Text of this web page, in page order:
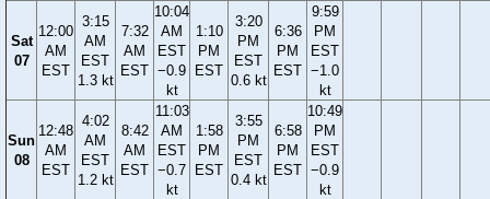
Sat
07
12:00
AM
EST
3:15
AM
EST
1.3 kt
7:32
AM
EST
10:04
AM
EST
−0.9
kt
1:10
PM
EST
3:20
PM
EST
0.6 kt
6:36
PM
EST
9:59
PM
EST
−1.0
kt
Sun
08
12:48
AM
EST
4:02
AM
EST
1.2 kt
8:42
AM
EST
11:03
AM
EST
−0.7
kt
1:58
PM
EST
3:55
PM
EST
0.4 kt
6:58
PM
EST
10:49
PM
EST
−0.9
kt